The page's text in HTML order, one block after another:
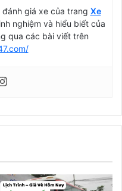
giá xe của trang Xe
nghiệm và hiểu biết của
qua các bài viết trên